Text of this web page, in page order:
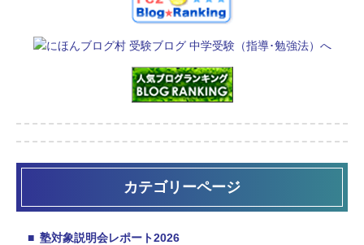
カテゴリーページ
■ 塾対象説明会レポート2026